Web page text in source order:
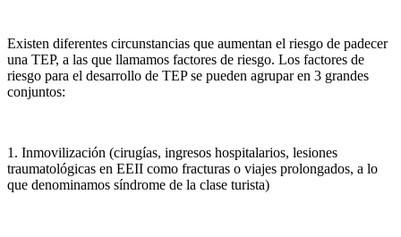
Existen diferentes circunstancias que aumentan el riesgo de padecer
una TEP, a las que llamamos factores de riesgo. Los factores de
riesgo para el desarrollo de TEP se pueden agrupar en 3 grandes
conjuntos:
1. Inmovilización (cirugías, ingresos hospitalarios, lesiones
traumatológicas en EEII como fracturas o viajes prolongados, a lo
que denominamos síndrome de la clase turista)